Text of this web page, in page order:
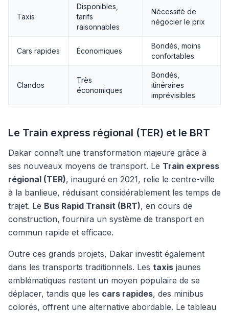
Taxis
Disponibles,
tarifs
raisonnables
Nécessité de
négocier le prix
Cars rapides Économiques
Bondés, moins
confortables
Clandos
Très
économiques
Bondés,
itinéraires
imprévisibles
Le Train express régional (TER) et le BRT
Dakar connaît une transformation majeure grâce à
ses nouveaux moyens de transport. Le Train express
régional (TER), inauguré en 2021, relie le centre-ville
à la banlieue, réduisant considérablement les temps de
trajet. Le Bus Rapid Transit (BRT), en cours de
construction, fournira un système de transport en
commun rapide et efficace.
Outre ces grands projets, Dakar investit également
dans les transports traditionnels. Les taxis jaunes
emblématiques restent un moyen populaire de se
déplacer, tandis que les cars rapides, des minibus
colorés, offrent une alternative abordable. Le tableau